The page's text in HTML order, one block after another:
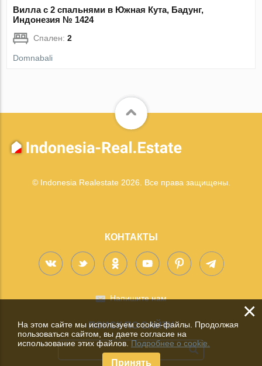
Вилла с 2 спальнями в Южная Кута, Бадунг,
Индонезия № 1424
Спален:2
Domnabali
© Indonesia Realestate 2026. Все права защищены.
КОНТАКТЫ
Напишите нам
ПОИСК ПО САЙТУ
×
На этом сайте мы используем cookie-файлы. Продолжая
пользоваться сайтом, вы даете согласие на
использование этих файлов.Подробнее о cookie.
Принять